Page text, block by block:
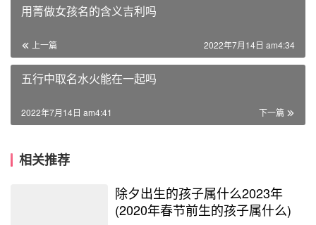
用菁做女孩名的含义吉利吗
上一篇 2022年7月14日 am4:34
五行中取名水火能在一起吗
下一篇
2022年7月14日 am4:41
相关推荐
除夕出生的孩子属什么2023年
(2020年春节前生的孩子属什么)